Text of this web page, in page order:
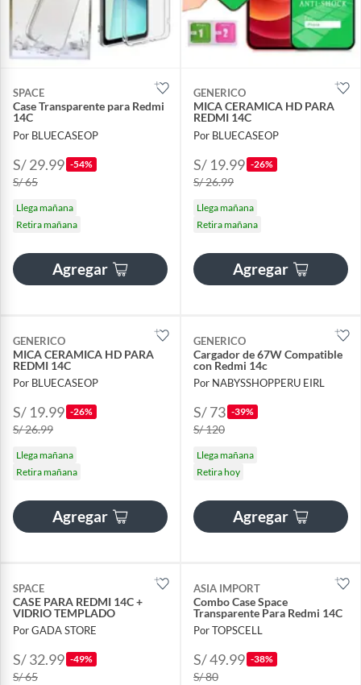
SPACE
Case Transparente para Redmi
14C
Por BLUECASEOP
S/ 29.99 -54%
S/ 65
Llega mañana
Retira mañana
Agregar
GENERICO
MICA CERAMICA HD PARA
REDMI 14C
Por BLUECASEOP
S/ 19.99 -26%
S/ 26.99
Llega mañana
Retira mañana
Agregar
GENERICO
MICA CERAMICA HD PARA
REDMI 14C
Por BLUECASEOP
S/ 19.99 -26%
S/ 26.99
Llega mañana
Retira mañana
Agregar
GENERICO
Cargador de 67W Compatible
con Redmi 14c
Por NABYSSHOPPERU EIRL
S/ 73 -39%
S/ 120
Llega mañana
Retira hoy
Agregar
SPACE
CASE PARA REDMI 14C +
VIDRIO TEMPLADO
Por GADA STORE
S/ 32.99 -49%
S/ 65
ASIA IMPORT
Combo Case Space
Transparente Para Redmi 14C
Por TOPSCELL
S/ 49.99 -38%
S/ 80